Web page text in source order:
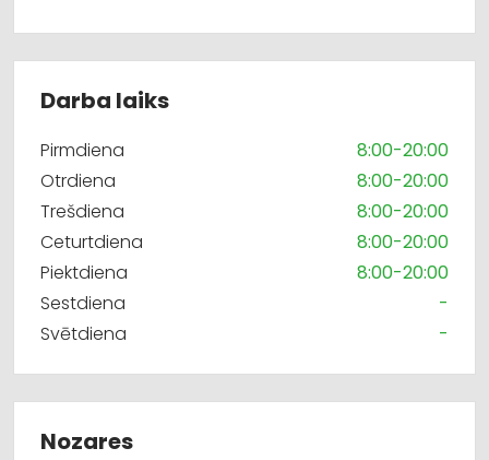
Darba laiks
Pirmdiena
8:00-20:00
Otrdiena
8:00-20:00
Trešdiena
8:00-20:00
Ceturtdiena
8:00-20:00
Piektdiena
8:00-20:00
Sestdiena
-
Svētdiena
-
Nozares